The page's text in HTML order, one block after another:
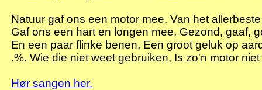
Natuur gaf ons een motor mee, Van het
Gaf ons een hart en longen mee, Gezond,gaaf,
Eneen paar flinke benen, Een groot geluk op
.%.Wie die niet weet gebruiken, Iszo'n motor niet
Hør sangen her.